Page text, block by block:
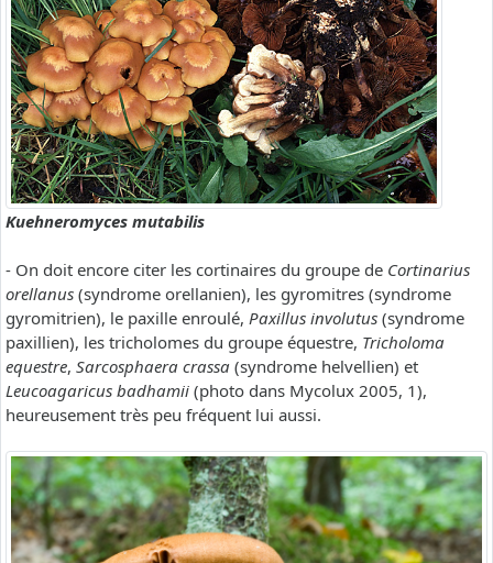
Kuehneromyces mutabilis
- On doit encore citer les cortinaires du groupe de Cortinarius
orellanus (syndrome orellanien), les gyromitres (syndrome
gyromitrien), le paxille enroulé, Paxillus involutus (syndrome
paxillien), les tricholomes du groupe équestre, Tricholoma
equestre, Sarcosphaera crassa (syndrome helvellien) et
Leucoagaricus badhamii (photo dans Mycolux 2005, 1),
heureusement très peu fréquent lui aussi.